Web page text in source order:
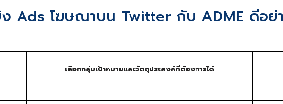
Ads โฆษณาบน Twitter กับ ADME ดีอย่
เลือกกลุ่มเป้าหมายและวัตถุประสงค์ที่ต้องการได้